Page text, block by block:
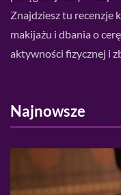
Znajdziesz tu recenzje
makijażu i dbania o
aktywności fizycznej i
Najnowsze